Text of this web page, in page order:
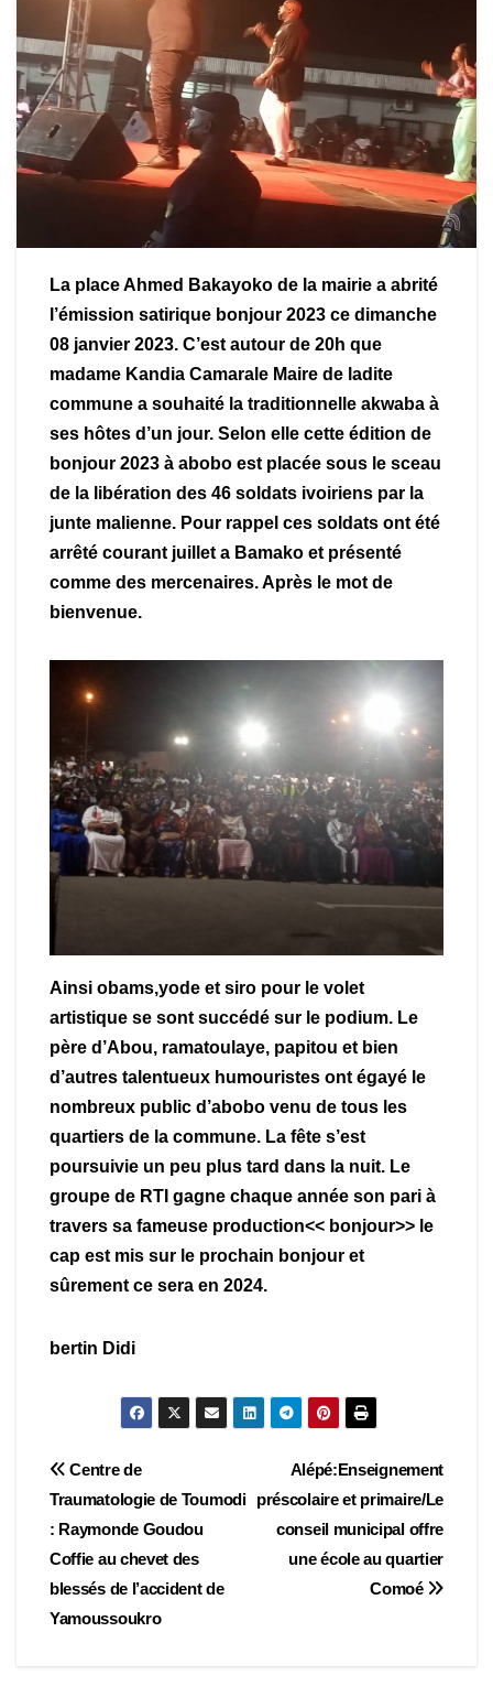
La place Ahmed Bakayoko de la mairie a abrité
l’émission satirique bonjour 2023 ce dimanche
08 janvier 2023. C’est autour de 20h que
madame Kandia Camarale Maire de ladite
commune a souhaité la traditionnelle akwaba à
ses hôtes d’un jour. Selon elle cette édition de
bonjour 2023 à abobo est placée sous le sceau
de la libération des 46 soldats ivoiriens par la
junte malienne. Pour rappel ces soldats ont été
arrêté courant juillet a Bamako et présenté
comme des mercenaires. Après le mot de
bienvenue.
Ainsi obams,yode et siro pour le volet
artistique se sont succédé sur le podium. Le
père d’Abou, ramatoulaye, papitou et bien
d’autres talentueux humouristes ont égayé le
nombreux public d’abobo venu de tous les
quartiers de la commune. La fête s’est
poursuivie un peu plus tard dans la nuit. Le
groupe de RTI gagne chaque année son pari à
travers sa fameuse production<< bonjour>> le
cap est mis sur le prochain bonjour et
sûrement ce sera en 2024.
bertin Didi
Navigation
de
l’article
Alépé:Enseignement
préscolaire et primaire/Le
conseil municipal offre
une école au quartier
Comoé
Centre de
Traumatologie de Toumodi
: Raymonde Goudou
Coffie au chevet des
blessés de l’accident de
Yamoussoukro